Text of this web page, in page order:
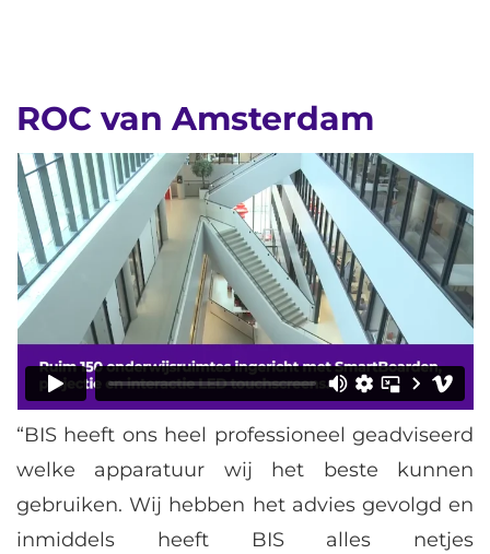
ROC van Amsterdam
“BIS heeft ons heel professioneel geadviseerd
welke apparatuur wij het beste kunnen
gebruiken. Wij hebben het advies gevolgd en
inmiddels heeft BIS alles netjes